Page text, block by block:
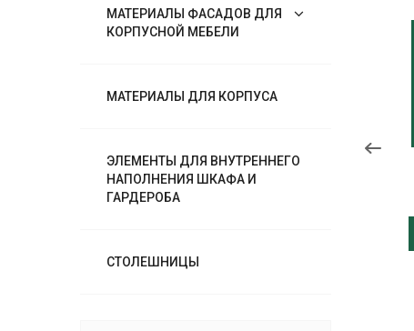
МАТЕРИАЛЫ ФАСАДОВ ДЛЯ
КОРПУСНОЙ МЕБЕЛИ
МАТЕРИАЛЫ ДЛЯ КОРПУСА
ЭЛЕМЕНТЫ ДЛЯ ВНУТРЕННЕГО
НАПОЛНЕНИЯ ШКАФА И
ГАРДЕРОБА
СТОЛЕШНИЦЫ